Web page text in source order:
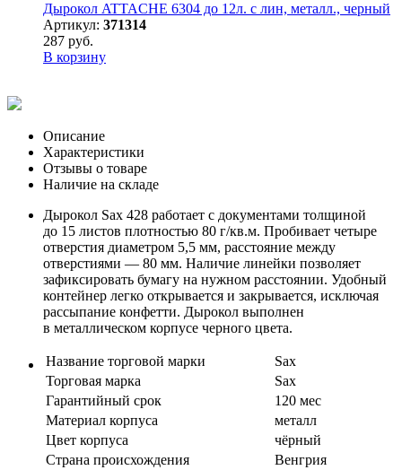
Дырокол ATTACHE 6304 до 12л. с лин, металл., черный
Артикул: 371314
287 руб.
В корзину
Описание
Характеристики
Отзывы о товаре
Наличие на складе
Дырокол Sax 428 работает с документами толщиной
до 15 листов плотностью 80 г/кв.м. Пробивает четыре
отверстия диаметром 5,5 мм, расстояние между
отверстиями — 80 мм. Наличие линейки позволяет
зафиксировать бумагу на нужном расстоянии. Удобный
контейнер легко открывается и закрывается, исключая
рассыпание конфетти. Дырокол выполнен
в металлическом корпусе черного цвета.
Название торговой марки
Sax
Торговая марка
Sax
Гарантийный срок
120 мес
Материал корпуса
металл
Цвет корпуса
чёрный
Страна происхождения
Венгрия